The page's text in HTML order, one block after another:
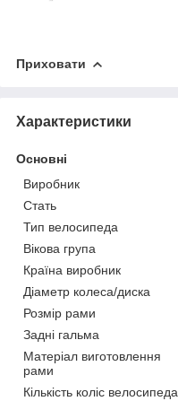
Приховати
Характеристики
Основні
Виробник
Стать
Тип велосипеда
Вікова група
Країна виробник
Діаметр колеса/диска
Розмір рами
Задні гальма
Матеріал виготовлення
рами
Кількість коліс велосипеда